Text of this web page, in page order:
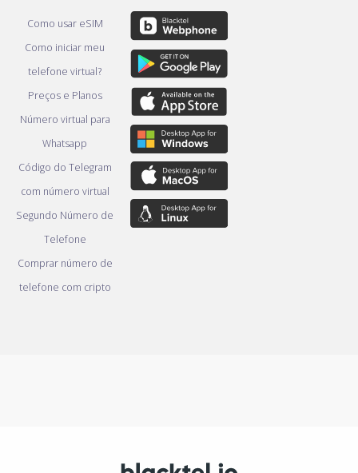
Como usar eSIM
Como iniciar meu
telefone virtual?
Preços e Planos
Número virtual para
Whatsapp
Código do Telegram
com número virtual
Segundo Número de
Telefone
Comprar número de
telefone com cripto